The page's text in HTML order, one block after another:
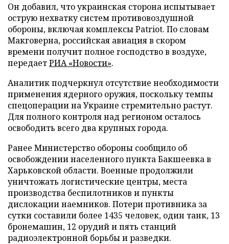
Он добавил, что украинская сторона испытывает
острую нехватку систем противовоздушной
обороны, включая комплексы Patriot. По словам
Макговерна, российская авиация в скором
времени получит полное господство в воздухе,
передаетРИА «Новости».
Аналитик подчеркнул отсутствие необходимости
применения ядерного оружия, поскольку темпы
спецоперации на Украине стремительно растут.
Для полного контроля над регионом осталось
освободить всего два крупных города.
Ранее Министерство обороны сообщило об
освобождении населенного пункта Бакшеевка в
Харьковской области. Военные продолжили
уничтожать логистические центры, места
производства беспилотников и пункты
дислокации наемников. Потери противника за
сутки составили более 1435 человек, один танк, 13
бронемашин, 12 орудий и пять станций
радиоэлектронной борьбы и разведки.